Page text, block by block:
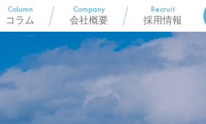
Column
コラム
Company
会社概要
Recruit
採用情報